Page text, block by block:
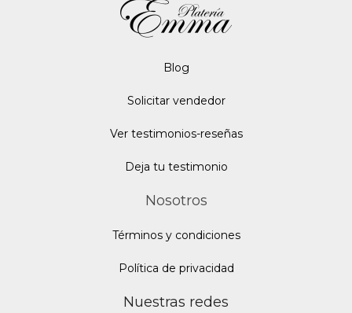
Blog
Solicitar vendedor
Ver testimonios-reseñas
Deja tu testimonio
Nosotros
Términos y condiciones
Política de privacidad
Nuestras redes